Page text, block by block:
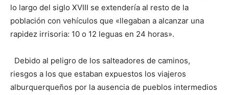
lo largo del siglo XVIII se extendería al resto de la
población con vehículos que «llegaban a alcanzar una
rapidez irrisoria: 10 o 12 leguas en 24 horas».
Debido al peligro de los salteadores de caminos,
riesgos a los que estaban expuestos los viajeros
alburquerqueños por la ausencia de pueblos intermedios